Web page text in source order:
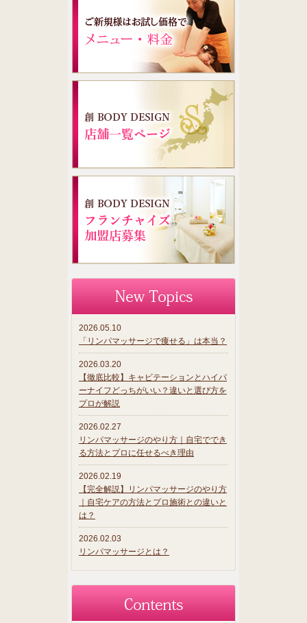
2026.05.10
「リンパマッサージで痩せる」は本当？
2026.03.20
【徹底比較】キャビテーションとハイパ
ーナイフどっちがいい？違いと選び方を
プロが解説
2026.02.27
リンパマッサージのやり方｜自宅ででき
る方法とプロに任せるべき理由
2026.02.19
【完全解説】リンパマッサージのやり方
｜自宅ケアの方法とプロ施術との違いと
は？
2026.02.03
リンパマッサージとは？